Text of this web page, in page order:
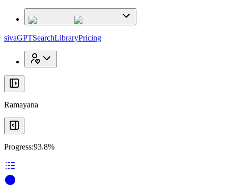
sivaGPTSearchLibraryPricing
Ramayana
Progress:93.8%